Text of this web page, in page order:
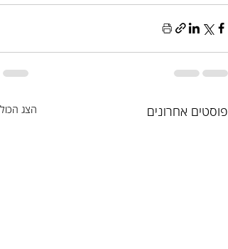
פוסטים אחרונים הצג הכול